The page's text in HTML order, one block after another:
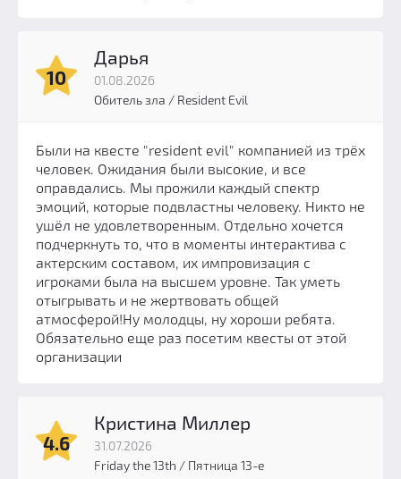
10
Дарья
01.08.2026
Обитель зла / Resident Evil
Были на квесте "resident evil" компанией из трёх
человек. Ожидания были высокие, и все
оправдались. Мы прожили каждый спектр
эмоций, которые подвластны человеку. Никто не
ушёл не удовлетворенным. Отдельно хочется
подчеркнуть то, что в моменты интерактива с
актерским составом, их импровизация с
игроками была на высшем уровне. Так уметь
отыгрывать и не жертвовать общей
атмосферой!Ну молодцы, ну хороши ребята.
Обязательно еще раз посетим квесты от этой
организации
4.6
Кристина Миллер
31.07.2026
Friday the 13th / Пятница 13-е